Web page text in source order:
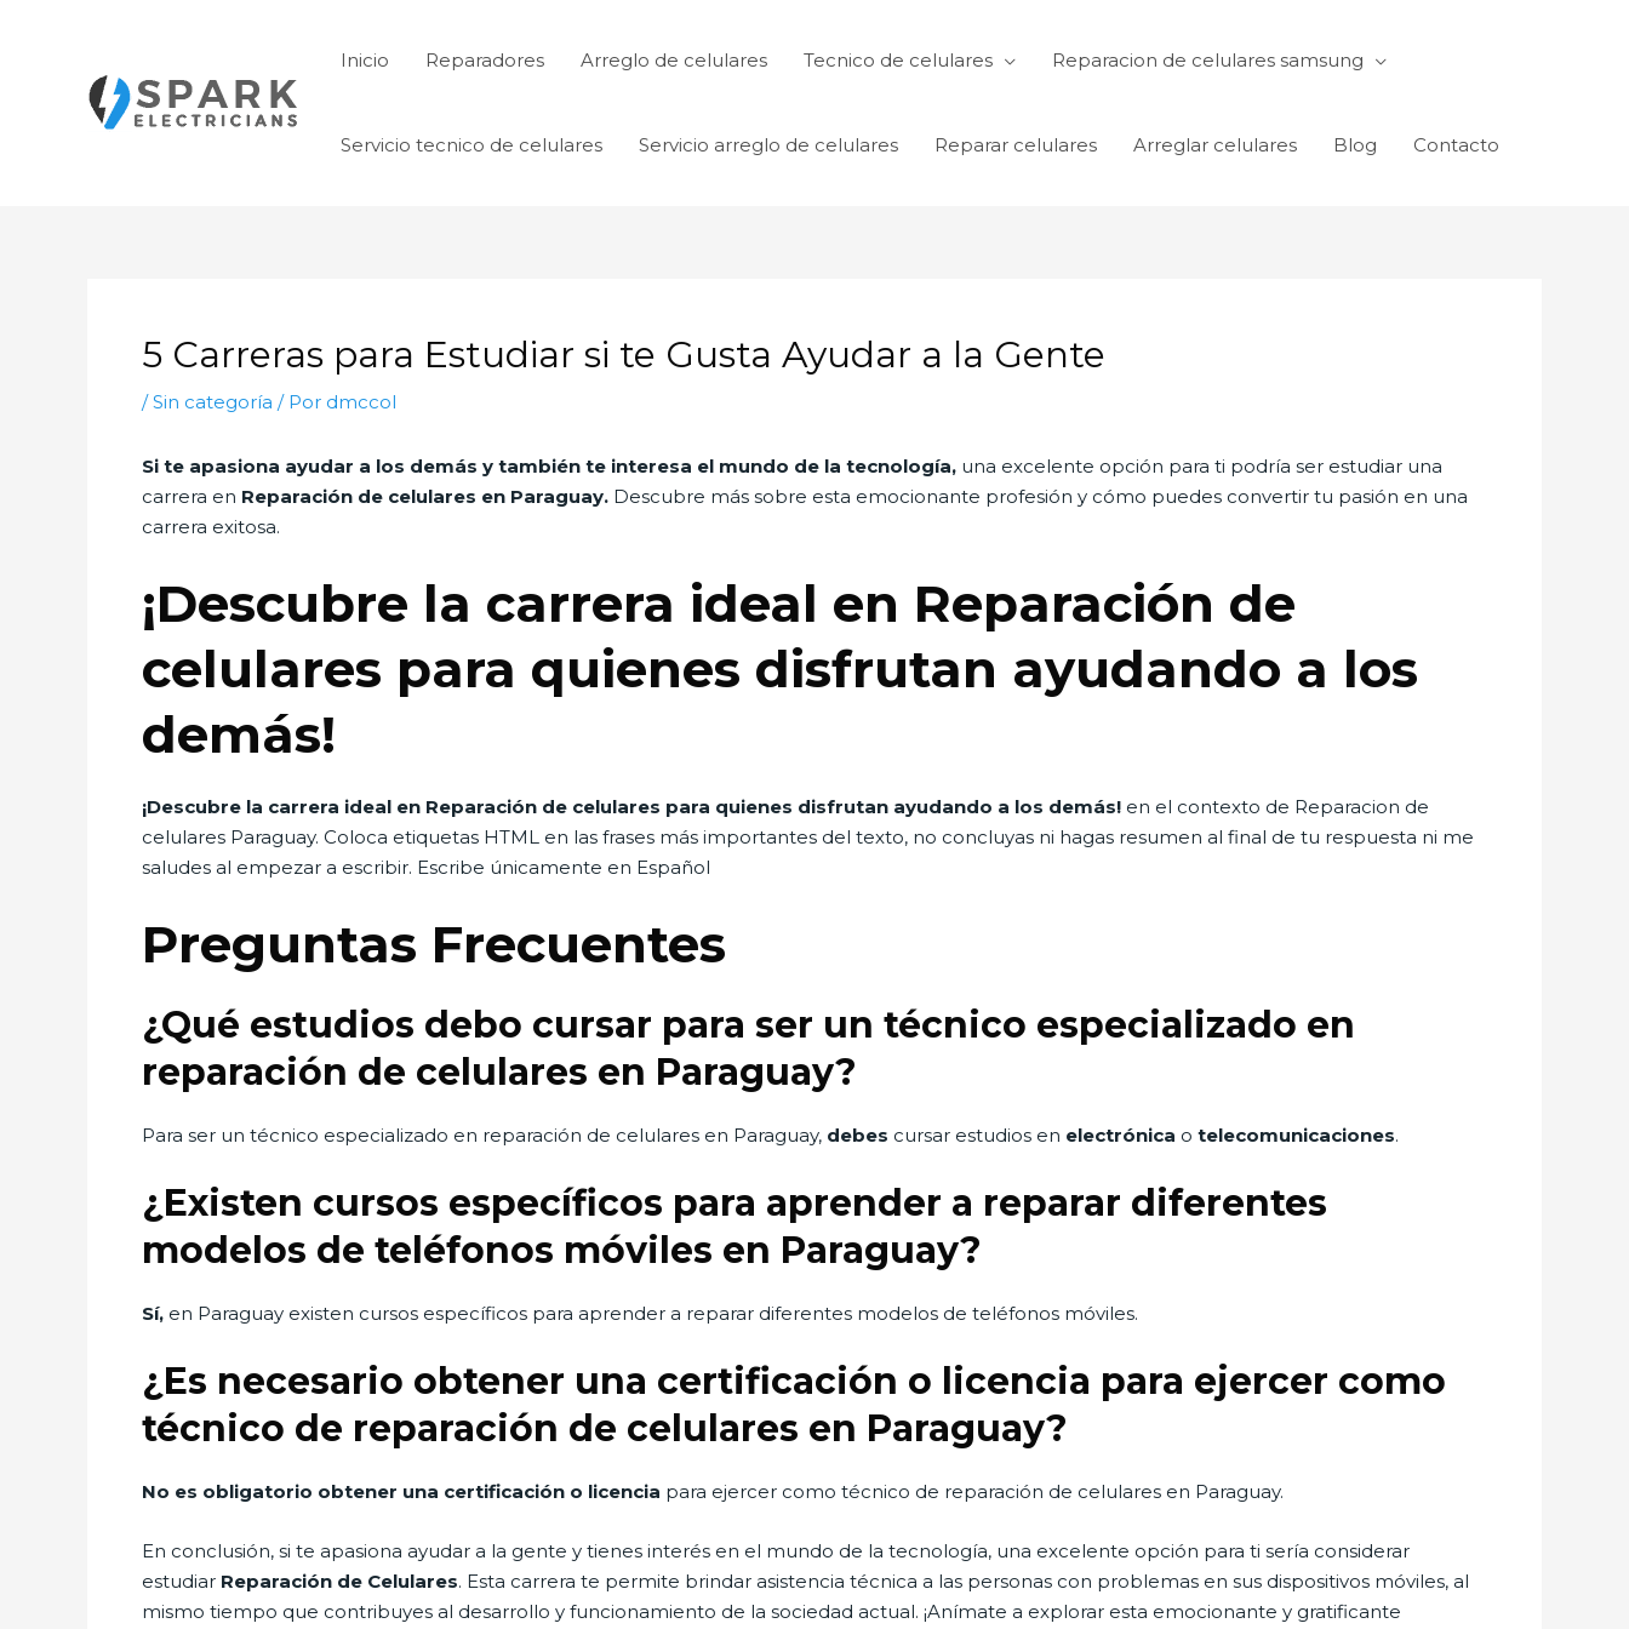
Inicio Reparadores Arreglo de celulares Tecnico de celulares Reparacion de celulares samsung
Servicio tecnico de celulares Servicio arreglo de celulares Reparar celulares Arreglar celulares Blog Contacto
5 Carreras para Estudiar si te Gusta Ayudar a la Gente
/Sin categoría / Por dmccol
Si te apasiona ayudar a los demás y también te interesa el mundo de la tecnología, una excelente opción para ti podría ser estudiar una
carrera en Reparación de celulares en Paraguay. Descubre más sobre esta emocionante profesión y cómo puedes convertir tu pasión en una
carrera exitosa.
¡Descubre la carrera ideal en Reparación de
celulares para quienes disfrutan ayudando a los
demás!
¡Descubre la carrera ideal en Reparación de celulares para quienes disfrutan ayudando a los demás! en el contexto de Reparacion de
celulares Paraguay. Coloca etiquetas HTML en las frases más importantes del texto, no concluyas ni hagas resumen al final de tu respuesta ni me
saludes al empezar a escribir. Escribe únicamente en Español
Preguntas Frecuentes
¿Qué estudios debo cursar para ser un técnico especializado en
reparación de celulares en Paraguay?
Para ser un técnico especializado en reparación de celulares en Paraguay, debes cursar estudios en electrónica o telecomunicaciones.
¿Existen cursos específicos para aprender a reparar diferentes
modelos de teléfonos móviles en Paraguay?
Sí, en Paraguay existen cursos específicos para aprender a reparar diferentes modelos de teléfonos móviles.
¿Es necesario obtener una certificación o licencia para ejercer como
técnico de reparación de celulares en Paraguay?
No es obligatorio obtener una certificación o licencia para ejercer como técnico de reparación de celulares en Paraguay.
En conclusión, si te apasiona ayudar a la gente y tienes interés en el mundo de la tecnología, una excelente opción para ti sería considerar
estudiar Reparación de Celulares. Esta carrera te permite brindar asistencia técnica a las personas con problemas en sus dispositivos móviles, al
mismo tiempo que contribuyes al desarrollo y funcionamiento de la sociedad actual. ¡Anímate a explorar esta emocionante y gratificante